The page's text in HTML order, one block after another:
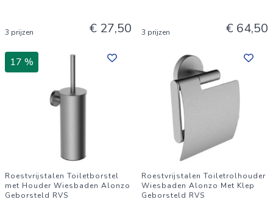
3 prijzen € 27,50 3 prijzen € 64,50
17 %
Roestvrijstalen Toiletborstel
met Houder Wiesbaden Alonzo
Geborsteld RVS
Roestvrijstalen Toiletrolhouder
Wiesbaden Alonzo Met Klep
Geborsteld RVS